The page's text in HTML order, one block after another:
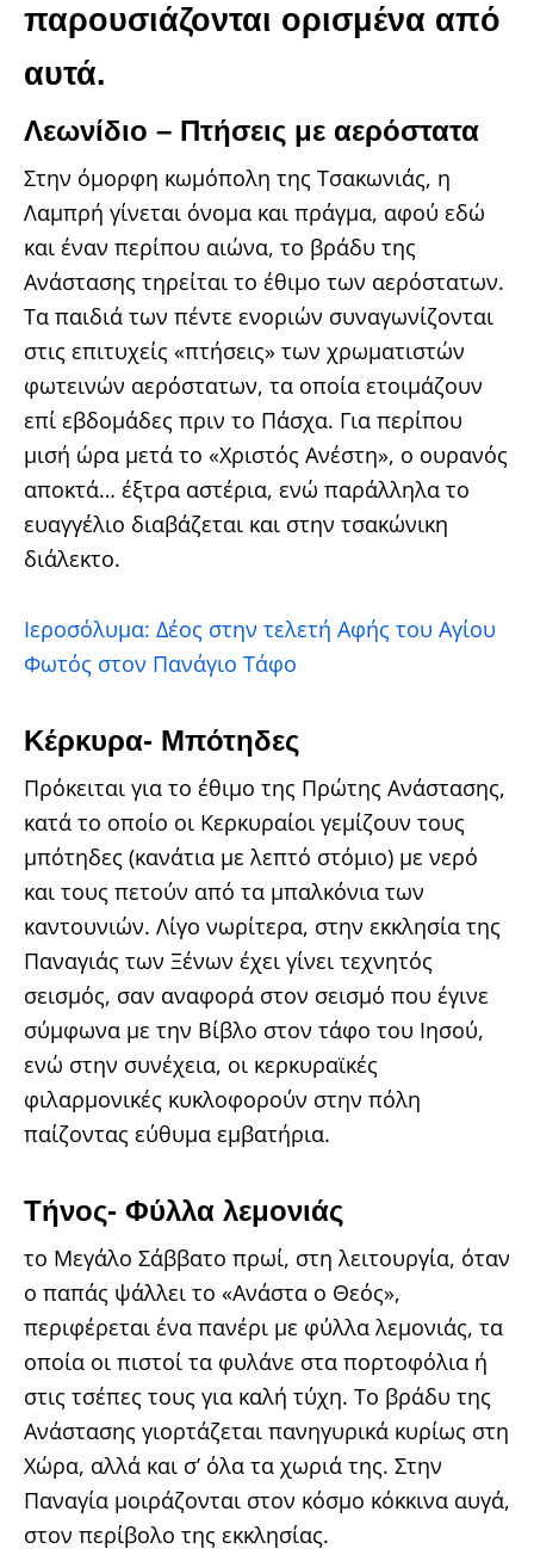
παρουσιάζονται ορισμένα από
αυτά.
Λεωνίδιο – Πτήσεις με αερόστατα
Στην όμορφη κωμόπολη της Τσακωνιάς, η
Λαμπρή γίνεται όνομα και πράγμα, αφού εδώ
και έναν περίπου αιώνα, το βράδυ της
Ανάστασης τηρείται το έθιμο των αερόστατων.
Τα παιδιά των πέντε ενοριών συναγωνίζονται
στις επιτυχείς «πτήσεις» των χρωματιστών
φωτεινών αερόστατων, τα οποία ετοιμάζουν
επί εβδομάδες πριν το Πάσχα. Για περίπου
μισή ώρα μετά το «Χριστός Ανέστη», ο ουρανός
αποκτά… έξτρα αστέρια, ενώ παράλληλα το
ευαγγέλιο διαβάζεται και στην τσακώνικη
διάλεκτο.
Ιεροσόλυμα: Δέος στην τελετή Αφής του Αγίου
Φωτός στον Πανάγιο Τάφο
Κέρκυρα- Μπότηδες
Πρόκειται για το έθιμο της Πρώτης Ανάστασης,
κατά το οποίο οι Κερκυραίοι γεμίζουν τους
μπότηδες (κανάτια με λεπτό στόμιο) με νερό
και τους πετούν από τα μπαλκόνια των
καντουνιών. Λίγο νωρίτερα, στην εκκλησία της
Παναγιάς των Ξένων έχει γίνει τεχνητός
σεισμός, σαν αναφορά στον σεισμό που έγινε
σύμφωνα με την Βίβλο στον τάφο του Ιησού,
ενώ στην συνέχεια, οι κερκυραϊκές
φιλαρμονικές κυκλοφορούν στην πόλη
παίζοντας εύθυμα εμβατήρια.
Τήνος- Φύλλα λεμονιάς
το Μεγάλο Σάββατο πρωί, στη λειτουργία, όταν
ο παπάς ψάλλει το «Ανάστα ο Θεός»,
περιφέρεται ένα πανέρι με φύλλα λεμονιάς, τα
οποία οι πιστοί τα φυλάνε στα πορτοφόλια ή
στις τσέπες τους για καλή τύχη. Το βράδυ της
Ανάστασης γιορτάζεται πανηγυρικά κυρίως στη
Χώρα, αλλά και σ’ όλα τα χωριά της. Στην
Παναγία μοιράζονται στον κόσμο κόκκινα αυγά,
στον περίβολο της εκκλησίας.